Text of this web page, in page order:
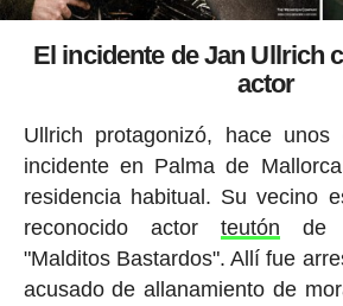
El incidente de Jan Ullrich
actor
Ullrich protagonizó, hace
incidente en Palma de
residencia habitual. Su vecino
reconocido actor teutón de
"Malditos Bastardos". Allí fue
acusado de allanamiento de